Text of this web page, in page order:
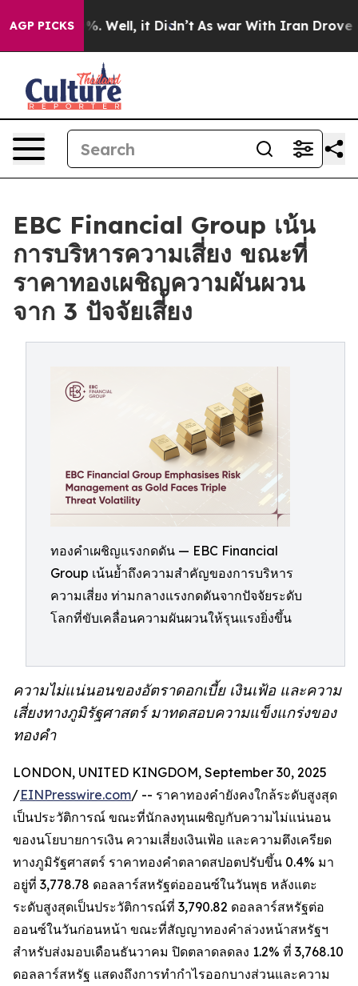
AGP PICKS
40%. Well, it Didn’t As war With Iran Drove oil
EBC Financial Group เน้น
การบริหารความเสี่ยง ขณะที่
ราคาทองเผชิญความผันผวน
จาก 3 ปัจจัยเสี่ยง
ทองคำเผชิญแรงกดดัน — EBC Financial
Group เน้นย้ำถึงความสำคัญของการบริหาร
ความเสี่ยง ท่ามกลางแรงกดดันจากปัจจัยระดับ
โลกที่ขับเคลื่อนความผันผวนให้รุนแรงยิ่งขึ้น
ความไม่แน่นอนของอัตราดอกเบี้ย เงินเฟ้อ และความ
เสี่ยงทางภูมิรัฐศาสตร์ มาทดสอบความแข็งแกร่งของ
ทองคำ
LONDON, UNITED KINGDOM, September 30, 2025
/EINPresswire.com/ -- ราคาทองคำยังคงใกล้ระดับสูงสุด
เป็นประวัติการณ์ ขณะที่นักลงทุนเผชิญกับความไม่แน่นอน
ของนโยบายการเงิน ความเสี่ยงเงินเฟ้อ และความตึงเครียด
ทางภูมิรัฐศาสตร์ ราคาทองคำตลาดสปอตปรับขึ้น 0.4% มา
อยู่ที่ 3,778.78 ดอลลาร์สหรัฐต่อออนซ์ในวันพุธ หลังแตะ
ระดับสูงสุดเป็นประวัติการณ์ที่ 3,790.82 ดอลลาร์สหรัฐต่อ
ออนซ์ในวันก่อนหน้า ขณะที่สัญญาทองคำล่วงหน้าสหรัฐฯ
สำหรับส่งมอบเดือนธันวาคม ปิดตลาดลดลง 1.2% ที่ 3,768.10
ดอลลาร์สหรัฐ แสดงถึงการทำกำไรออกบางส่วนและความ